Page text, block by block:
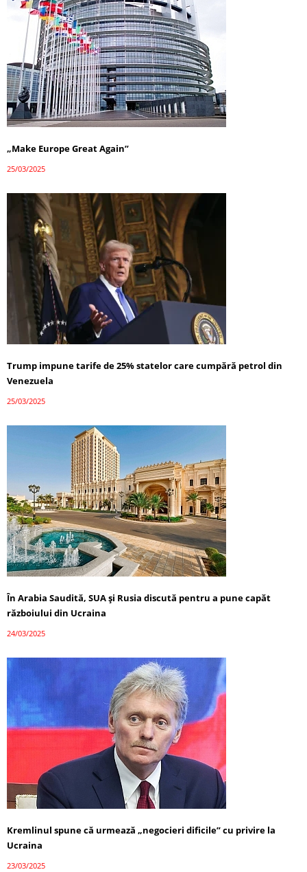
„Make Europe Great Again”
25/03/2025
Trump impune tarife de 25% statelor care cumpără petrol din
Venezuela
25/03/2025
În Arabia Saudită, SUA și Rusia discută pentru a pune capăt
războiului din Ucraina
24/03/2025
Kremlinul spune că urmează „negocieri dificile” cu privire la
Ucraina
23/03/2025